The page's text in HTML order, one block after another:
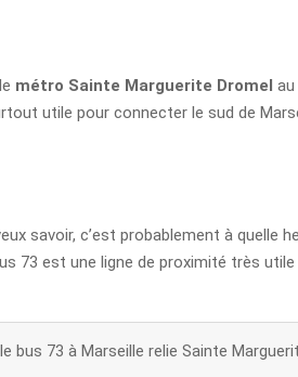
métro Sainte Marguerite Dromel au
utile pour connecter le sud de
savoir, c’est probablement à quelle
73 est une ligne de proximité très
le bus 73 à Marseille relie Sainte